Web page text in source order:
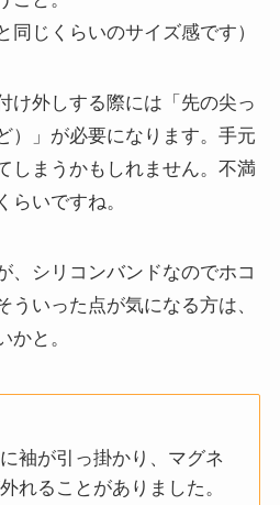
同じくらいのサイズ感です）
け外しする際には「先の尖っ
）」が必要になります。手元
しまうかもしれません。不満
らいですね。
、シリコンバンドなのでホコ
ういった点が気になる方は、
かと。
袖が引っ掛かり、マグネ
れることがありました。